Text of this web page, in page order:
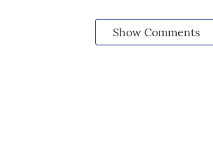
Show Comments